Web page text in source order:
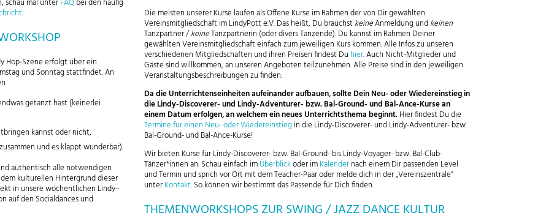
schau mal unterFAQbei den häufig
.
Hop-Szene erfolgt über ein
und Sonntag stattfindet. An
getanzt hast (keinerlei
kannst oder nicht,
und es klappt wunderbar).
authentisch alle notwendigen
kulturellen Hintergrund dieser
in unsere wöchentlichen Lindy–
auf den Socialdances und
Die meisten unserer Kurse laufen als Offene Kurse im Rahmen der von Dir gewählten
Vereinsmitgliedschaft im LindyPott e.V. Das heißt, Du brauchstkeineAnmeldung undkeinen
Tanzpartner /keineTanzpartnerin (oder divers Tanzende). Du kannst im Rahmen Deiner
gewählten Vereinsmitgliedschaft einfach zum jeweiligen Kurs kommen. Alle Infos zu unseren
verschiedenen Mitgliedschaften und ihren Preisen findest Du hier. Auch Nicht-Mitglieder und
Gäste sind willkommen, an unseren Angeboten teilzunehmen. Alle Preise sind in den jeweiligen
Veranstaltungsbeschreibungen zu finden.
Da die Unterrichtenseinheiten aufeinander aufbauen, sollte Dein Neu- oder Wiedereinstieg in
die Lindy-Discoverer- und Lindy-Adventurer- bzw. Bal-Ground- und Bal-Ance-Kurse an
einem Datum erfolgen, an welchem ein neues Unterrichtsthema beginnt.Hier findest Du die
Termine für einen Neu- oder Wiedereinstiegin die Lindy-Discoverer- und Lindy-Adventurer- bzw.
Bal-Ground- und Bal-Ance-Kurse!
Wir bieten Kurse für Lindy-Discoverer- bzw. Bal-Ground- bis Lindy-Voyager- bzw. Bal-Club-
Tänzer*innen an. Schau einfach imÜberblickoder imKalendernach einem Dir passenden Level
und Termin und sprich vor Ort mit dem Teacher-Paar oder melde dich in der „Vereinszentrale“
unterKontakt. So können wir bestimmt das Passende für Dich finden.
THEMENWORKSHOPS ZUR SWING / JAZZ DANCE KULTUR